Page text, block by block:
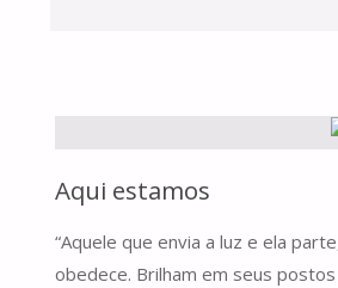
Aqui estamos
“Aquele que envia a luz e ela
obedece. Brilham em seus